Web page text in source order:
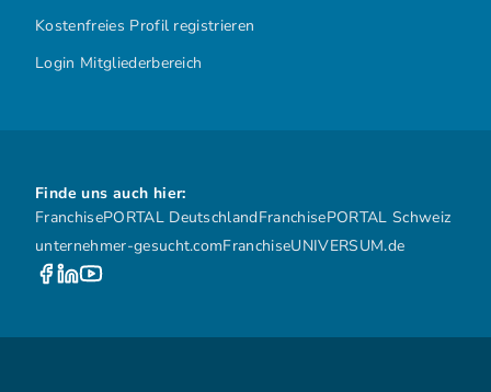
Kostenfreies Profil registrieren
Login Mitgliederbereich
Finde uns auch hier:
FranchisePORTAL DeutschlandFranchisePORTAL Schweiz
unternehmer-gesucht.comFranchiseUNIVERSUM.de